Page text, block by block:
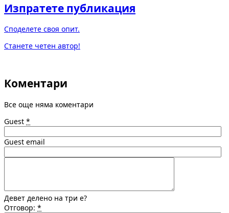
Изпратете публикация
Споделете своя опит.
Станете четен автор!
Коментари
Все още няма коментари
Guest *
Guest email
Девет делено на три е?
Отговор: *